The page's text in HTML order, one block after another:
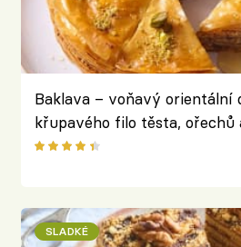
Baklava – voňavý orientální
křupavého filo těsta, ořechů
sirupu
SLADKÉ